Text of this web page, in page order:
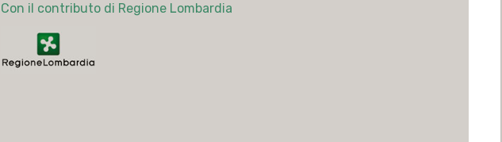
Con il contributo di Regione Lombardia